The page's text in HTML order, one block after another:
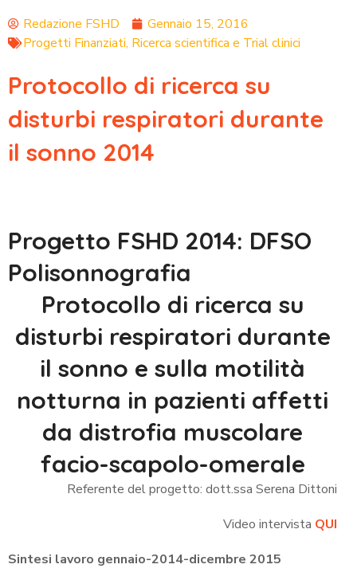
Redazione FSHD
Gennaio 15, 2016
Progetti Finanziati, Ricerca scientifica e Trial clinici
Protocollo di ricerca su
disturbi respiratori durante
il sonno 2014
Progetto FSHD 2014: DFSO
Polisonnografia
Protocollo di ricerca su
disturbi respiratori durante
il sonno e sulla motilità
notturna in pazienti affetti
da distrofia muscolare
facio-scapolo-omerale
Referente del progetto: dott.ssa Serena Dittoni
Video intervista QUI
Sintesi lavoro gennaio-2014-dicembre 2015